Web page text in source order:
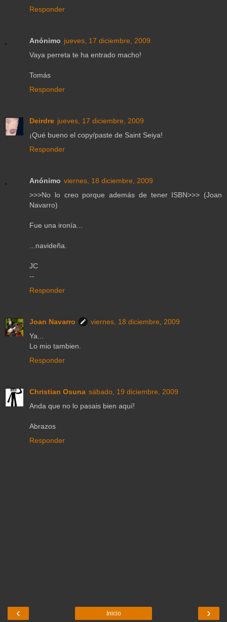
Responder
Anónimo jueves, 17 diciembre, 2009
Vaya perreta te ha entrado macho!
Tomás
Responder
Deirdre jueves, 17 diciembre, 2009
¡Qué bueno el copy/paste de Saint Seiya!
Responder
Anónimo viernes, 18 diciembre, 2009
>>>No lo creo porque además de tener ISBN>>> (Joan
Navarro)
Fue una ironía...
...navideña.
JC
--
Responder
Joan Navarro
viernes, 18 diciembre, 2009
Ya...
Lo mio tambien.
Responder
Christian Osuna sábado, 19 diciembre, 2009
Anda que no lo pasais bien aquí!
Abrazos
Responder
‹ ›
Inicio